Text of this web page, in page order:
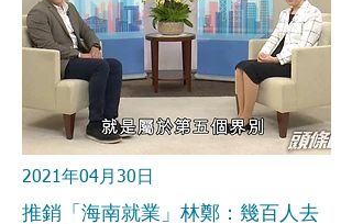
2021年04月30日
推銷「海南就業」林鄭：幾百人去